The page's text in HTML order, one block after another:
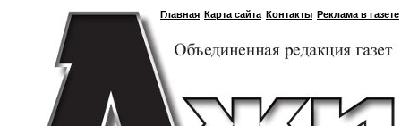
Главная Карта сайта Контакты Реклама в газете